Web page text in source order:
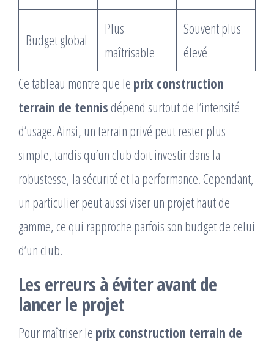
Budget global
Plus
maîtrisable
Souvent plus
élevé
Ce tableau montre que le prix construction
terrain de tennis dépend surtout de l’intensité
d’usage. Ainsi, un terrain privé peut rester plus
simple, tandis qu’un club doit investir dans la
robustesse, la sécurité et la performance. Cependant,
un particulier peut aussi viser un projet haut de
gamme, ce qui rapproche parfois son budget de celui
d’un club.
Les erreurs à éviter avant de
lancer le projet
Pour maîtriser le prix construction terrain de